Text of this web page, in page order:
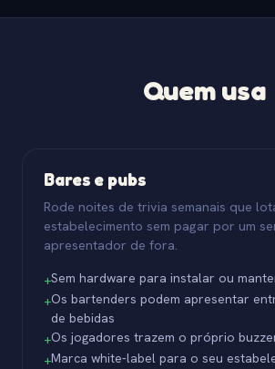
Quem usa
Bares e pubs
Rode noites de trivia semanais que
estabelecimento sem pagar por um
apresentador de fora.
+Sem hardware para instalar ou
+Os bartenders podem apresentar
de bebidas
+Os jogadores trazem o próprio
+Marca white-label para o seu